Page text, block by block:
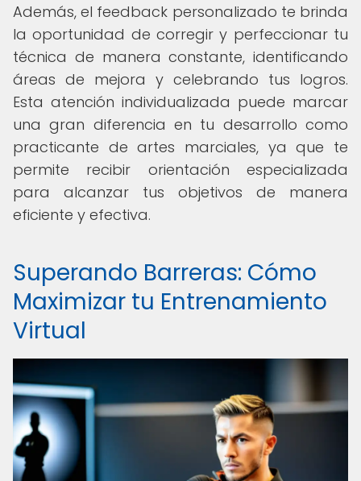
Además, el feedback personalizado te brinda
la oportunidad de corregir y perfeccionar tu
técnica de manera constante, identificando
áreas de mejora y celebrando tus logros.
Esta atención individualizada puede marcar
una gran diferencia en tu desarrollo como
practicante de artes marciales, ya que te
permite recibir orientación especializada
para alcanzar tus objetivos de manera
eficiente y efectiva.
Superando Barreras: Cómo
Maximizar tu Entrenamiento
Virtual